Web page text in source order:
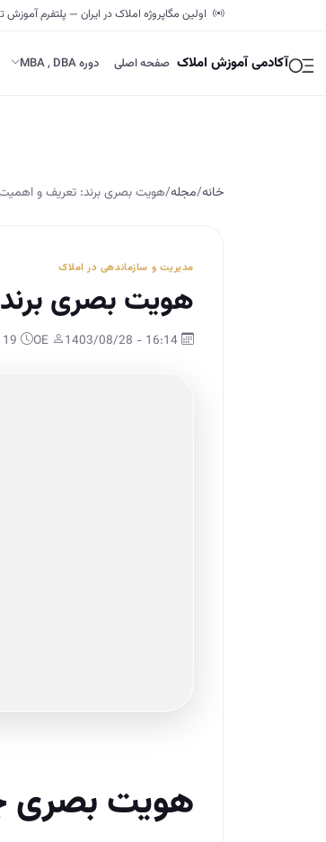
اولین مگاپروژه املاک در ایران — پلتفرم
آکادمی آموزش املاک صفحه اصلی دوره MBA , DBA
خانه/مجله/هویت بصری برند: تعریف و
مدیریت و سازماندهی در املاک
هویت بصری
هویت